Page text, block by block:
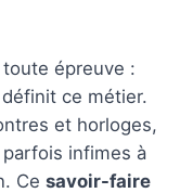
épreuve :
ce métier.
et horloges,
infimes à
Ce savoir-faire